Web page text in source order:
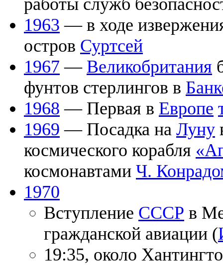
работы служб
1963 — в ходе
остров Суртсей
1967 — Великобритания
фунтов стерлингов в
1968 — Первая в Европе
1969 — Посадка на Луну
космического корабля
космонавтами Ч.
1970
Вступление СССР в
гражданской авиации (
19:35, около